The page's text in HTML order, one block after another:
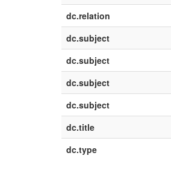
dc.relation
dc.subject
dc.subject
dc.subject
dc.subject
dc.title
dc.type